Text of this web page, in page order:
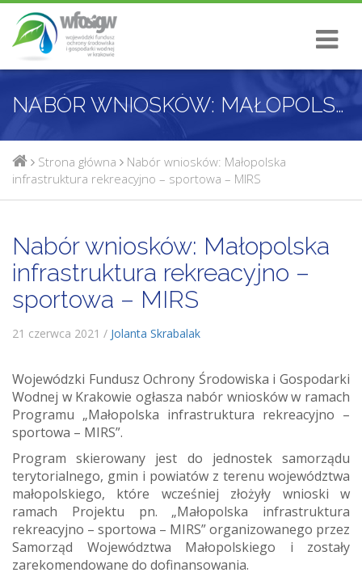
NABÓR WNIOSKÓW: MAŁOPOLSKA INFRASTRUKTURA REKREACYJNO – SPORTOWA – MIRS
Strona główna
Nabór wniosków: Małopolska
infrastruktura rekreacyjno – sportowa – MIRS
Nabór wniosków: Małopolska
infrastruktura rekreacyjno –
sportowa – MIRS
21 czerwca 2021 / Jolanta Skrabalak
Wojewódzki Fundusz Ochrony Środowiska i Gospodarki
Wodnej w Krakowie ogłasza nabór wniosków w ramach
Programu „Małopolska infrastruktura rekreacyjno –
sportowa – MIRS”.
Program skierowany jest do jednostek samorządu
terytorialnego, gmin i powiatów z terenu województwa
małopolskiego, które wcześniej złożyły wnioski w
ramach Projektu pn. „Małopolska infrastruktura
rekreacyjno – sportowa – MIRS” organizowanego przez
Samorząd Województwa Małopolskiego i zostały
zarekomendowane do dofinansowania.